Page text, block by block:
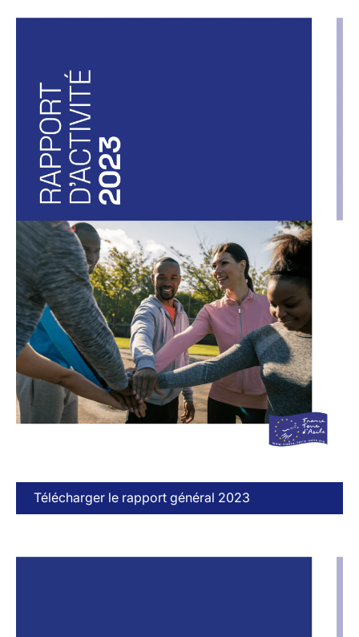
Télécharger le rapport général 2023